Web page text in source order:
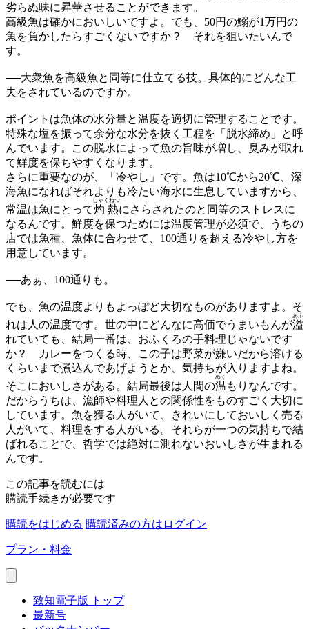
劣らぬ味に昇華させることができます。
高級魚は確かにおいしいですよ。でも、50円の鰯が1万円の
魚を負かしたらすごくないですか？ それを狙いたいんで
す。
──大衆魚を高級魚と同等に仕立てる技。具体的にどんな工
夫をされているのですか。
ポイントは魚体の水分量と温度を適切に管理することです。
特殊な塩を振って余分な水分を抜く工程を「脱水締め」と呼
んでいます。この脱水によって魚の旨味が増し、臭みが取れ
て鮮度を保ちやすくなります。
さらに重要なのが、「冷やし」です。魚は10℃から20℃、深
海魚になればそれよりも冷たい海水に生息していますから、
常温は魚にとって灼熱
しゃくねつ
にさらされたのと同等のストレスに
なるんです。鮮度を保つためには温度管理が必須で、うちの
店では魚種、魚体に合わせて、100通りを超える冷やし方を
用意しています。
──あぁ、100通りも。
でも、魚の温度よりもよっぽど大切なものがありますよ。そ
れは人の温度です。世の中にどんなに高価でうまいもんが溢
あふ
れていても、結局一番は、おふくろの手料理じゃないです
か？ カレーをつくる時、この子は野菜が嫌いだから溶ける
くらいまで煮込んであげようとか、気持ちが入りますよね。
そこにおいしさがある。結局最後は人間の温
ぬく
もりなんです。
だからうちは、漁師や料理人との関係性をものすごく大切に
しています。魚を獲る人がいて、きれいにしておいしく売る
人がいて、料理をする人がいる。それらが一つの気持ちで結
ばれることで、哲学では絶対に測れないおいしさが生まれる
んです。
この記事を読むには
購読手続きが必要です
購読をはじめる 購読済みの方はログイン
プラン・料金
致知電子版 トップ
最新号